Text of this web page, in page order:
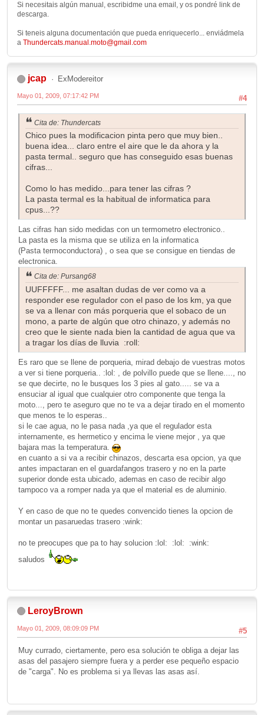
Si necesitais algún manual, escribidme una email, y os pondré link de
descarga.
Si teneis alguna documentación que pueda enriquecerlo... enviádmela
a Thundercats.manual.moto@gmail.com
jcap ExModereitor
#4
Mayo 01, 2009, 07:17:42 PM
Cita de: Thundercats
Chico pues la modificacion pinta pero que muy bien..
buena idea... claro entre el aire que le da ahora y la
pasta termal.. seguro que has conseguido esas buenas
cifras...
Como lo has medido...para tener las cifras ?
La pasta termal es la habitual de informatica para
cpus...??
Las cifras han sido medidas con un termometro electronico..
La pasta es la misma que se utiliza en la informatica
(Pasta termoconductora) , o sea que se consigue en tiendas de
electronica.
Cita de: Pursang68
UUFFFFF... me asaltan dudas de ver como va a
responder ese regulador con el paso de los km, ya que
se va a llenar con más porqueria que el sobaco de un
mono, a parte de algún que otro chinazo, y además no
creo que le siente nada bien la cantidad de agua que va
a tragar los días de lluvia :roll:
Es raro que se llene de porqueria, mirad debajo de vuestras motos
a ver si tiene porqueria.. :lol: , de polvillo puede que se llene...., no
se que decirte, no le busques los 3 pies al gato..... se va a
ensuciar al igual que cualquier otro componente que tenga la
moto..., pero te aseguro que no te va a dejar tirado en el momento
que menos te lo esperas..
si le cae agua, no le pasa nada ,ya que el regulador esta
internamente, es hermetico y encima le viene mejor , ya que
bajara mas la temperatura.
en cuanto a si va a recibir chinazos, descarta esa opcion, ya que
antes impactaran en el guardafangos trasero y no en la parte
superior donde esta ubicado, ademas en caso de recibir algo
tampoco va a romper nada ya que el material es de aluminio.
Y en caso de que no te quedes convencido tienes la opcion de
montar un pasaruedas trasero :wink:
no te preocupes que pa to hay solucion :lol: :lol: :wink:
saludos
LeroyBrown
#5
Mayo 01, 2009, 08:09:09 PM
Muy currado, ciertamente, pero esa solución te obliga a dejar las
asas del pasajero siempre fuera y a perder ese pequeño espacio
de "carga". No es problema si ya llevas las asas así.